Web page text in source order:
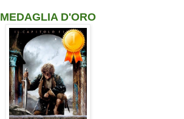
MEDAGLIA D'ORO